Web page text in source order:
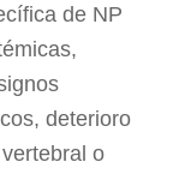
de NP
deterioro
o